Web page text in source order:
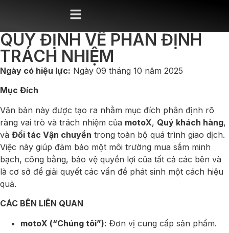
QUY ĐỊNH VỀ PHÂN ĐỊNH
TRÁCH NHIỆM
Ngày có hiệu lực: Ngày 09 tháng 10 năm 2025
Mục Đích
Văn bản này được tạo ra nhằm mục đích phân định rõ
ràng vai trò và trách nhiệm của motoX, Quý khách hàng,
và Đối tác Vận chuyển trong toàn bộ quá trình giao dịch.
Việc này giúp đảm bảo một môi trường mua sắm minh
bạch, công bằng, bảo vệ quyền lợi của tất cả các bên và
là cơ sở để giải quyết các vấn đề phát sinh một cách hiệu
quả.
CÁC BÊN LIÊN QUAN
motoX (“Chúng tôi”): Đơn vị cung cấp sản phẩm.